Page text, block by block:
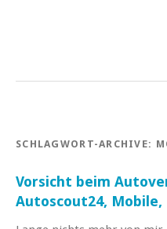
SCHLAGWORT-ARCHIVE:
Vorsicht beim
Autoscout24,